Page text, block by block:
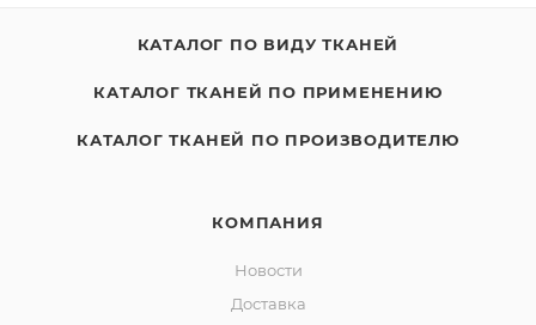
КАТАЛОГ ПО ВИДУ ТКАНЕЙ
КАТАЛОГ ТКАНЕЙ ПО ПРИМЕНЕНИЮ
КАТАЛОГ ТКАНЕЙ ПО ПРОИЗВОДИТЕЛЮ
КОМПАНИЯ
Новости
Доставка